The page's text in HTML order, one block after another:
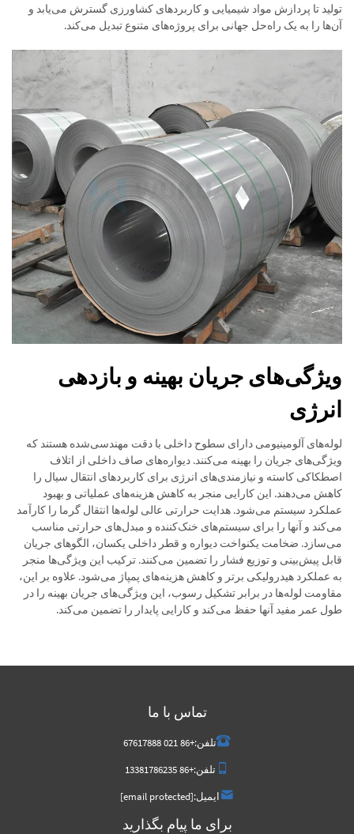
تولید تا پردازش مواد شیمیایی و کاربردهای کشاورزی گسترش می‌یابد و
آن‌ها را به یک راه‌حل جهانی برای پروژه‌های متنوع تبدیل می‌کند.
ویژگی‌های جریان بهینه و بازدهی
انرژی
لوله‌های آلومینیومی دارای سطوح داخلی با دقت مهندسی‌شده هستند که
ویژگی‌های جریان را بهینه می‌کنند. دیواره‌های صاف داخلی از اتلاف
اصطکاکی کاسته و نیازمندی‌های انرژی برای کاربردهای انتقال سیال را
کاهش می‌دهند. این کارایی منجر به کاهش هزینه‌های عملیاتی و بهبود
عملکرد سیستم می‌شود. هدایت حرارتی عالی لوله‌ها انتقال گرما را کارآمد
می‌کند و آنها را برای سیستم‌های خنک‌کننده و مبدل‌های حرارتی مناسب
می‌سازد. ضخامت یکنواخت دیواره و قطر داخلی یکسان، الگوهای جریان
قابل پیش‌بینی و توزیع فشار را تضمین می‌کنند. ترکیب این ویژگی‌ها منجر
به عملکرد هیدرولیکی برتر و کاهش هزینه‌های پمپاژ می‌شود. علاوه بر این،
مقاومت لوله‌ها در برابر تشکیل رسوب، این ویژگی‌های جریان بهینه را در
طول عمر مفید آنها حفظ می‌کند و کارایی پایدار را تضمین می‌کند.
تماس با ما
تلفن:+86 021 67617888
تلفن:+86 13381786235
ایمیل:[email protected]
برای ما پیام بگذارید